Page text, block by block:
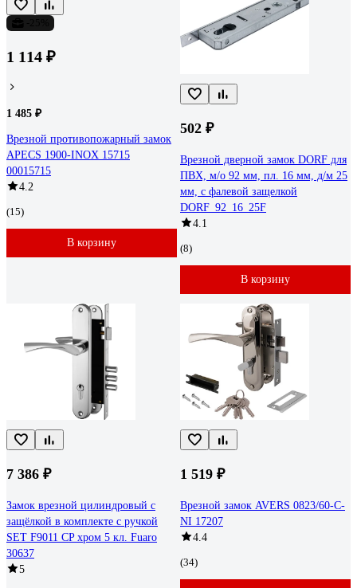
1 114 ₽
1 485 ₽
Врезной противопожарный замок
APECS 1900-INOX 15715
00015715
4.2
(15)
В корзину
502 ₽
Врезной дверной замок DORF для
ПВХ, м/о 92 мм, пл. 16 мм, д/м 25
мм, с фалевой защелкой
DORF_92_16_25F
4.1
(8)
В корзину
7 386 ₽
Замок врезной цилиндровый с
защёлкой в комплекте с ручкой
SET F9011 CP хром 5 кл. Fuaro
30637
5
1 519 ₽
Врезной замок AVERS 0823/60-C-
NI 17207
4.4
(34)